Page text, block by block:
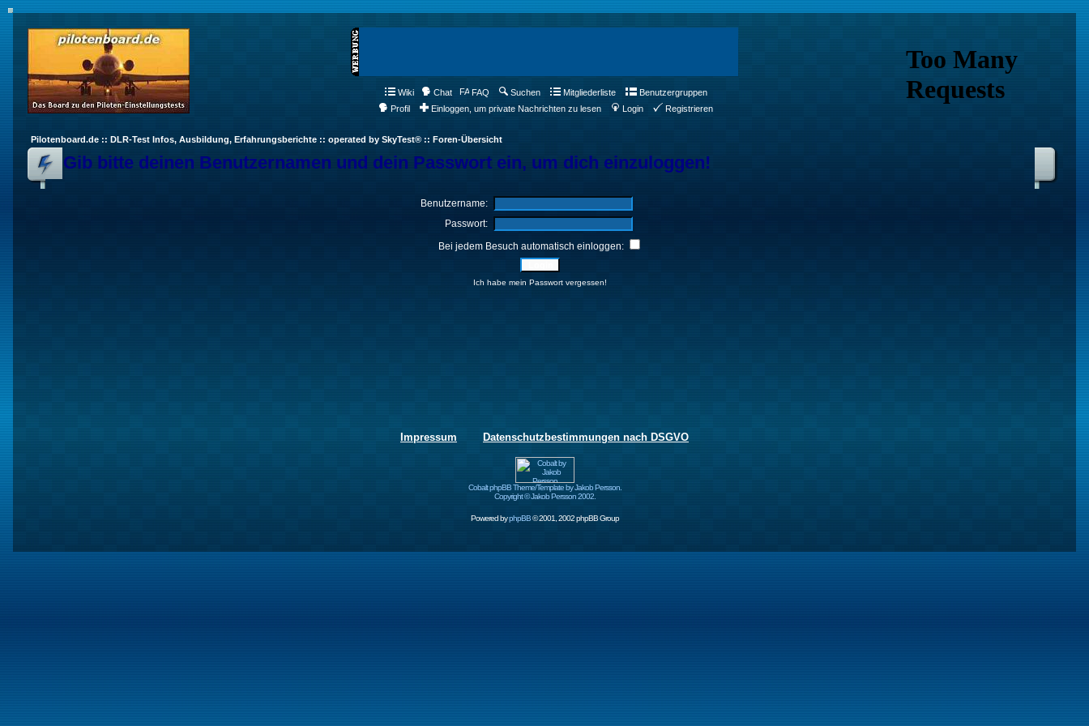
Wiki Chat FAQ Suchen Mitgliederliste
Benutzergruppen
Profil
Einloggen, um private Nachrichten zu lesen Login Registrieren
Pilotenboard.de :: DLR-Test Infos, Ausbildung, Erfahrungsberichte :: operated by SkyTest® :: Foren-Übersicht
Gib bitte deinen Benutzernamen und dein Passwort ein, um dich einzuloggen!
Benutzername:
Passwort:
Bei jedem Besuch automatisch einloggen:
Ich habe mein Passwort vergessen!
Impressum Datenschutzbestimmungen nach DSGVO
Cobalt phpBB Theme/Template by Jakob Persson.
Copyright © Jakob Persson 2002.
Powered byphpBB© 2001, 2002 phpBB Group